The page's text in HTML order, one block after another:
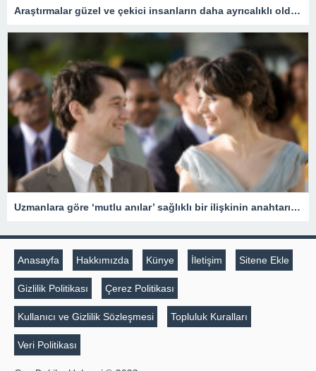
Araştırmalar güzel ve çekici insanların daha ayrıcalıklı olduğunu gösteriyor
Uzmanlara göre ‘mutlu anılar’ sağlıklı bir ilişkinin anahtarı olabilir
Anasayfa Hakkımızda Künye İletişim Sitene Ekle
Gizlilik Politikası Çerez Politikası
Kullanıcı ve Gizlilik Sözleşmesi Topluluk Kuralları
Veri Politikası